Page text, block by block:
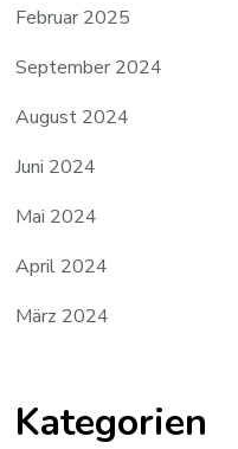
Februar 2025
September 2024
August 2024
Juni 2024
Mai 2024
April 2024
März 2024
Kategorien